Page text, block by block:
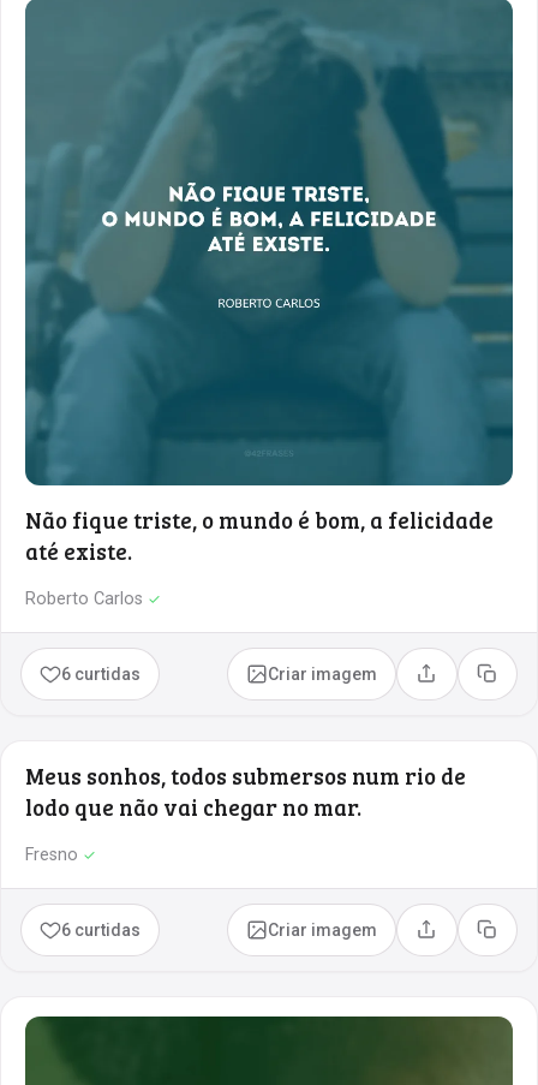
Não fique triste, o mundo é bom, a felicidade
até existe.
Roberto Carlos ✓
6 curtidas Criar imagem Compartilhar
Copiar
Meus sonhos, todos submersos num rio de
lodo que não vai chegar no mar.
Fresno ✓
6 curtidas Criar imagem Compartilhar
Copiar